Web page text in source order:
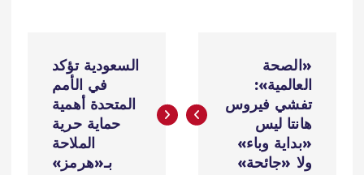
ص
«الصحة
العالمية»:
تفشي فيروس
هانتا ليس
«بداية وباء»
ولا «جائحة»
السعودية تؤكد
في الأمم
المتحدة أهمية
حماية حرية
الملاحة
بـ«هرمز»